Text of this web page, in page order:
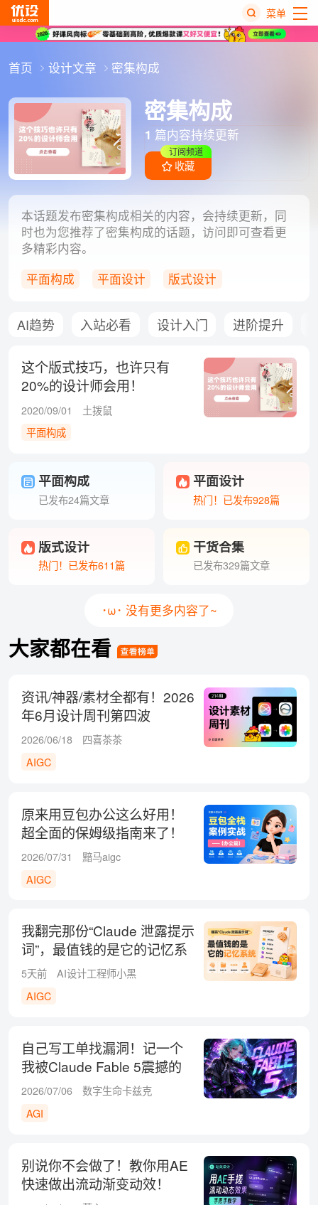
菜单
首页 设计文章 密集构成
密集构成
1 篇内容持续更新
收藏
订阅频道
本话题发布密集构成相关的内容，会持续更新，同
时也为您推荐了密集构成的话题，访问即可查看更
多精彩内容。
平面构成
平面设计 版式设计
AI趋势 入站必看 设计入门 进阶提升
这个版式技巧，也许只有
20%的设计师会用！
2020/09/01
土拨鼠
平面构成
平面构成
已发布24篇文章
平面设计
热门！已发布928篇
版式设计
热门！已发布611篇
干货合集
已发布329篇文章
･ω･ 没有更多内容了~
大家都在看
资讯/神器/素材全都有！2026
年6月设计周刊第四波
2026/06/18
四喜茶茶
AIGC
原来用豆包办公这么好用！
超全面的保姆级指南来了！
2026/07/31
黯马aigc
AIGC
我翻完那份“Claude 泄露提示
词”，最值钱的是它的记忆系
统
5天前
AI设计工程师小黑
AIGC
自己写工单找漏洞！记一个
我被Claude Fable 5震撼的
瞬间
2026/07/06
数字生命卡兹克
AGI
别说你不会做了！教你用AE
快速做出流动渐变动效！